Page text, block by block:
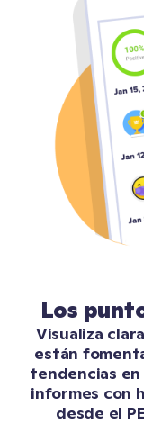
Los
Visualiza
están
tendencias
informes con
desde el